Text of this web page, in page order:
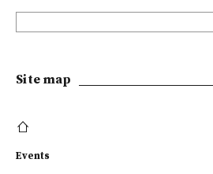
Site map
Events